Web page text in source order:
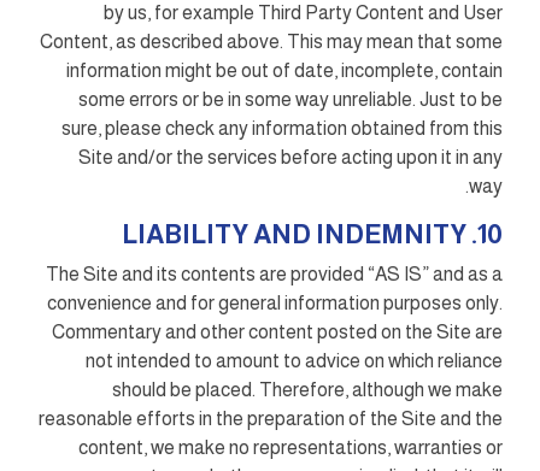
by us, for example Third Party Content and User
Content, as described above. This may mean that some
information might be out of date, incomplete, contain
some errors or be in some way unreliable. Just to be
sure, please check any information obtained from this
Site and/or the services before acting upon it in any
way.
10. LIABILITY AND INDEMNITY
The Site and its contents are provided “AS IS” and as a
convenience and for general information purposes only.
Commentary and other content posted on the Site are
not intended to amount to advice on which reliance
should be placed. Therefore, although we make
reasonable efforts in the preparation of the Site and the
content, we make no representations, warranties or